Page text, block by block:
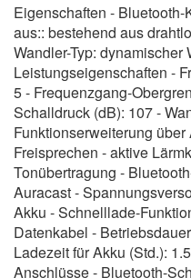
Eigenschaften -
aus:: bestehend aus
Wandler-Typ: dynamischer
Leistungseigenschaften -
5 - Frequenzgang-
Schalldruck (dB): 107 -
Funktionserweiterung
Freisprechen - aktive
Tonübertragung -
Auracast -
Akku - Schnelllade-
Datenkabel -
Ladezeit für Akku (Std.):
Anschlüsse - Bluetooth-